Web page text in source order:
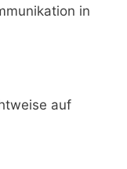
in
auf